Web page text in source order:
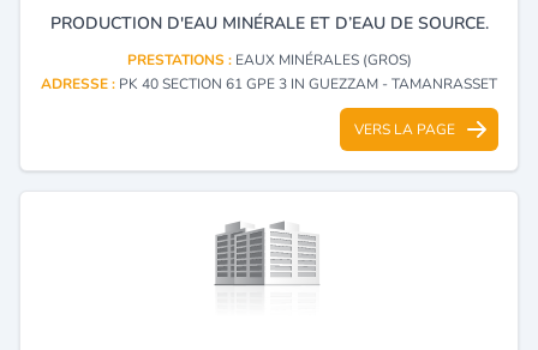
PRODUCTION D'EAU MINÉRALE ET D’EAU DE SOURCE.
PRESTATIONS : EAUX MINÉRALES (GROS)
ADRESSE : PK 40 SECTION 61 GPE 3 IN GUEZZAM - TAMANRASSET
VERS LA PAGE